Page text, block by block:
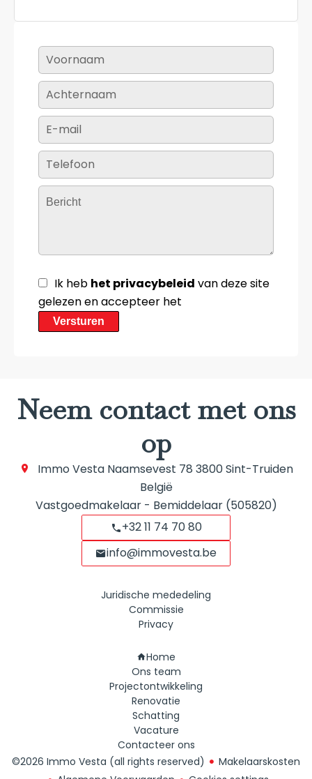
Ik heb het privacybeleid van deze site
gelezen en accepteer het
Versturen
Neem contact met ons
op
Immo VestaNaamsevest 78 3800Sint-Truiden
België
Vastgoedmakelaar - Bemiddelaar (505820)
+32 11 74 70 80
info@immovesta.be
Juridische mededeling
Commissie
Privacy
Home
Ons team
Projectontwikkeling
Renovatie
Schatting
Vacature
Contacteer ons
©2026 Immo Vesta (all rights reserved)
Makelaarskosten